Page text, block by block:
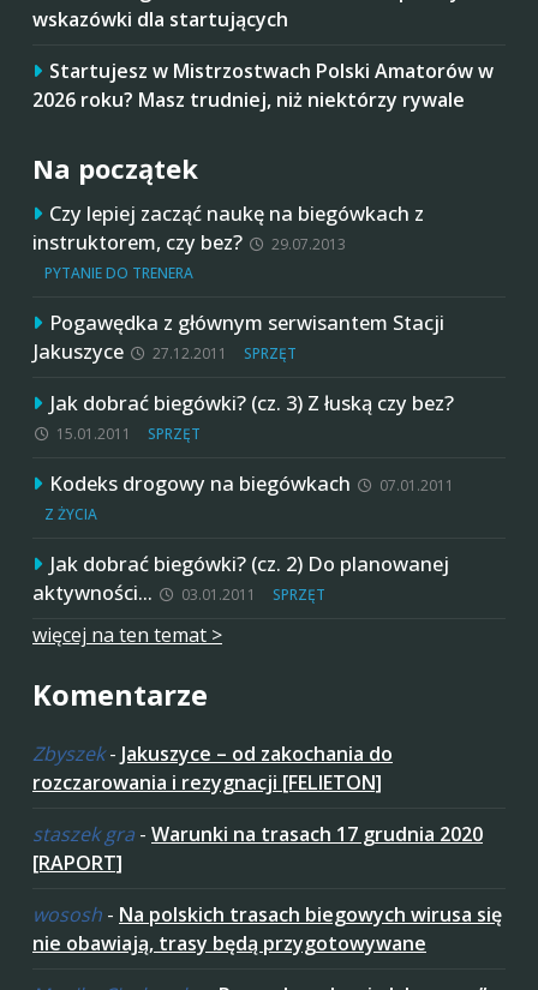
wskazówki dla startujących
Startujesz w Mistrzostwach Polski Amatorów w
2026 roku? Masz trudniej, niż niektórzy rywale
Na początek
Czy lepiej zacząć naukę na biegówkach z
instruktorem, czy bez?
29.07.2013
PYTANIE DO TRENERA
Pogawędka z głównym serwisantem Stacji
Jakuszyce
27.12.2011 SPRZĘT
Jak dobrać biegówki? (cz. 3) Z łuską czy bez?
15.01.2011 SPRZĘT
Kodeks drogowy na biegówkach
07.01.2011
Z ŻYCIA
Jak dobrać biegówki? (cz. 2) Do planowanej
aktywności…
03.01.2011 SPRZĘT
więcej na ten temat >
Komentarze
Zbyszek- Jakuszyce – od zakochania do
rozczarowania i rezygnacji [FELIETON]
staszek gra - Warunki na trasach 17 grudnia 2020
[RAPORT]
wososh - Na polskich trasach biegowych wirusa się
nie obawiają, trasy będą przygotowywane